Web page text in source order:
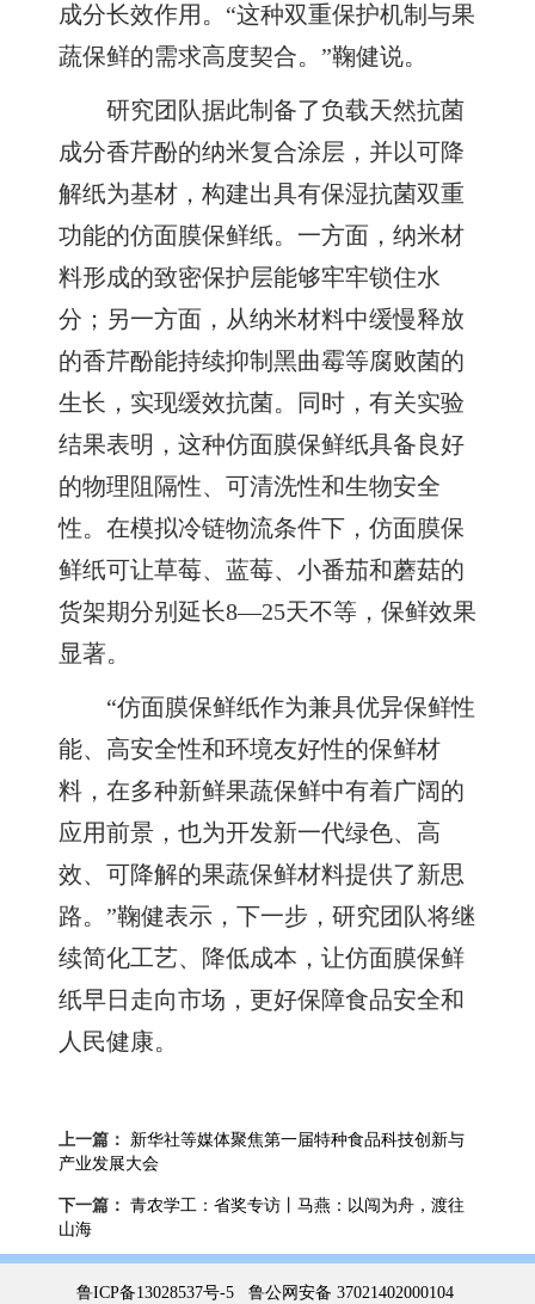
成分长效作用。“这种双重保护机制与果
蔬保鲜的需求高度契合。”鞠健说。
研究团队据此制备了负载天然抗菌
成分香芹酚的纳米复合涂层，并以可降
解纸为基材，构建出具有保湿抗菌双重
功能的仿面膜保鲜纸。一方面，纳米材
料形成的致密保护层能够牢牢锁住水
分；另一方面，从纳米材料中缓慢释放
的香芹酚能持续抑制黑曲霉等腐败菌的
生长，实现缓效抗菌。同时，有关实验
结果表明，这种仿面膜保鲜纸具备良好
的物理阻隔性、可清洗性和生物安全
性。在模拟冷链物流条件下，仿面膜保
鲜纸可让草莓、蓝莓、小番茄和蘑菇的
货架期分别延长8—25天不等，保鲜效果
显著。
“仿面膜保鲜纸作为兼具优异保鲜性
能、高安全性和环境友好性的保鲜材
料，在多种新鲜果蔬保鲜中有着广阔的
应用前景，也为开发新一代绿色、高
效、可降解的果蔬保鲜材料提供了新思
路。”鞠健表示，下一步，研究团队将继
续简化工艺、降低成本，让仿面膜保鲜
纸早日走向市场，更好保障食品安全和
人民健康。
上一篇：
新华社等媒体聚焦第一届特种食品科技创新与
产业发展大会
下一篇： 青农学工：省奖专访丨马燕：以闯为舟，渡往
山海
鲁ICP备13028537号-5 鲁公网安备 37021402000104